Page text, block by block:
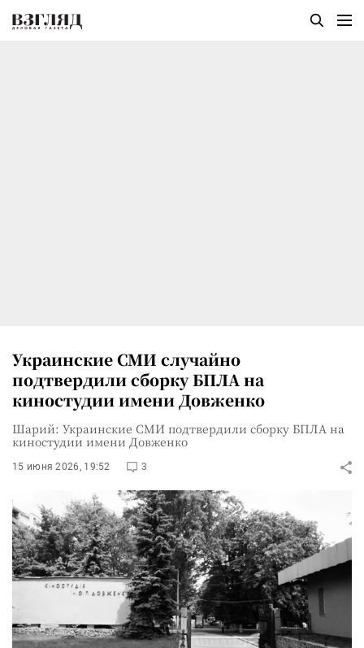
Украинские СМИ случайно
подтвердили сборку БПЛА на
киностудии имени Довженко
Шарий: Украинские СМИ подтвердили сборку БПЛА на
киностудии имени Довженко
15 июня 2026, 19:52 3